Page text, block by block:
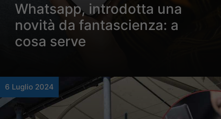
Whatsapp, introdotta una
novità da fantascienza: a
cosa serve
6 Luglio 2024